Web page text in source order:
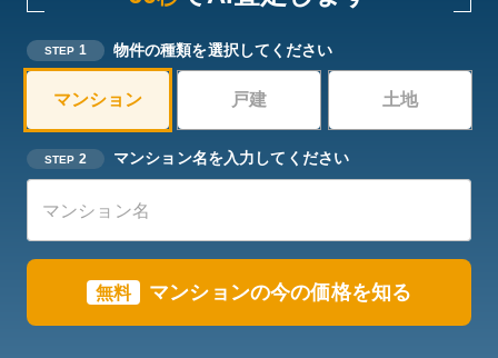
STEP 1 物件の種類を選択してください
マンション 戸建 土地
STEP 2 マンション名を入力してください
無料 マンションの今の価格を知る